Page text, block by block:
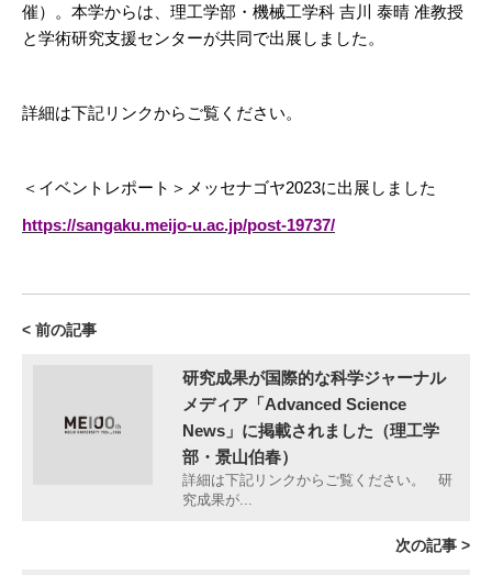
催）。本学からは、理工学部・機械工学科 吉川 泰晴 准教授
と学術研究支援センターが共同で出展しました。
詳細は下記リンクからご覧ください。
＜イベントレポート＞メッセナゴヤ2023に出展しました
https://sangaku.meijo-u.ac.jp/post-19737/
< 前の記事
研究成果が国際的な科学ジャーナル
メディア「Advanced Science
News」に掲載されました（理工学
部・景山伯春）
詳細は下記リンクからご覧ください。 研
究成果が...
次の記事 >